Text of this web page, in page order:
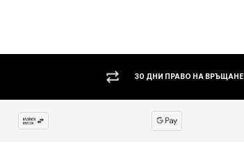
30 ДНИ ПРАВО НА ВРЪЩАНЕ